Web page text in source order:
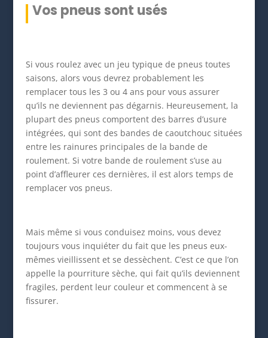
Vos pneus sont usés
Si vous roulez avec un jeu typique de pneus toutes
saisons, alors vous devrez probablement les
remplacer tous les 3 ou 4 ans pour vous assurer
qu’ils ne deviennent pas dégarnis. Heureusement, la
plupart des pneus comportent des barres d’usure
intégrées, qui sont des bandes de caoutchouc situées
entre les rainures principales de la bande de
roulement. Si votre bande de roulement s’use au
point d’affleurer ces dernières, il est alors temps de
remplacer vos pneus.
Mais même si vous conduisez moins, vous devez
toujours vous inquiéter du fait que les pneus eux-
mêmes vieillissent et se dessèchent. C’est ce que l’on
appelle la pourriture sèche, qui fait qu’ils deviennent
fragiles, perdent leur couleur et commencent à se
fissurer.